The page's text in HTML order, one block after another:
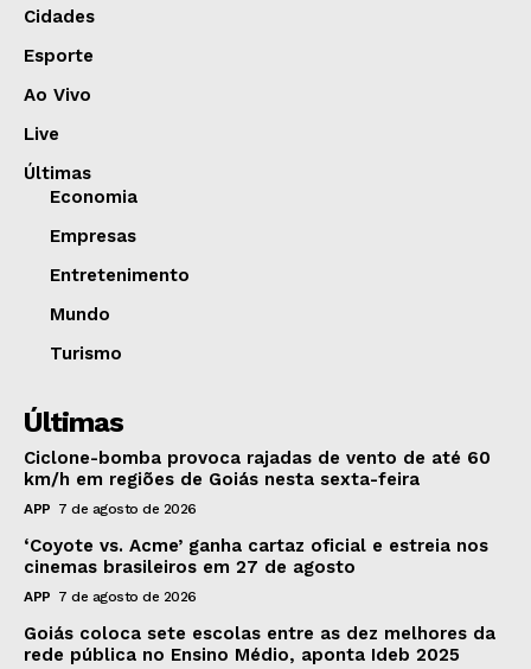
Cidades
Esporte
Ao Vivo
Live
Últimas
Economia
Empresas
Entretenimento
Mundo
Turismo
Últimas
Ciclone-bomba provoca rajadas de vento de até 60
km/h em regiões de Goiás nesta sexta-feira
APP 7 de agosto de 2026
‘Coyote vs. Acme’ ganha cartaz oficial e estreia nos
cinemas brasileiros em 27 de agosto
APP 7 de agosto de 2026
Goiás coloca sete escolas entre as dez melhores da
rede pública no Ensino Médio, aponta Ideb 2025